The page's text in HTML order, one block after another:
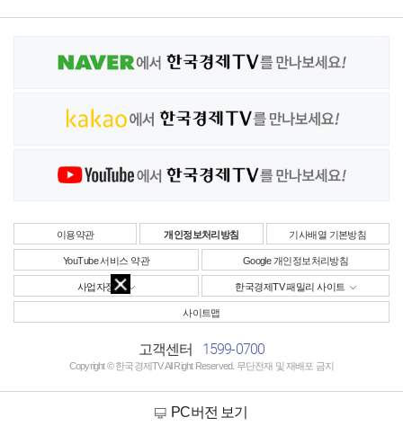
이용약관 개인정보처리방침 기사배열 기본방침
YouTube 서비스 약관 Google 개인정보처리방침
사업자정보 한국경제TV 패밀리 사이트
사이트맵
고객센터 1599-0700
Copyright © 한국경제TV All Right Reserved. 무단전재 및 재배포 금지
PC버전 보기